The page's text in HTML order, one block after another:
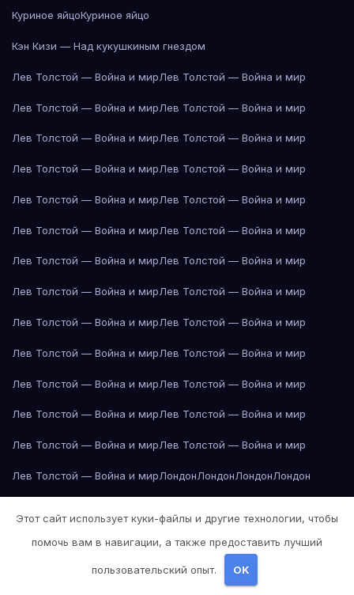
Куриное яйцоКуриное яйцо
Кэн Кизи — Над кукушкиным гнездом
Лев Толстой — Война и мирЛев Толстой — Война и мир
Лев Толстой — Война и мирЛев Толстой — Война и мир
Лев Толстой — Война и мирЛев Толстой — Война и мир
Лев Толстой — Война и мирЛев Толстой — Война и мир
Лев Толстой — Война и мирЛев Толстой — Война и мир
Лев Толстой — Война и мирЛев Толстой — Война и мир
Лев Толстой — Война и мирЛев Толстой — Война и мир
Лев Толстой — Война и мирЛев Толстой — Война и мир
Лев Толстой — Война и мирЛев Толстой — Война и мир
Лев Толстой — Война и мирЛев Толстой — Война и мир
Лев Толстой — Война и мирЛев Толстой — Война и мир
Лев Толстой — Война и мирЛев Толстой — Война и мир
Лев Толстой — Война и мирЛев Толстой — Война и мир
Лев Толстой — Война и мирЛондонЛондонЛондонЛондон
Лос-Анджелес
Лос-АнджелесЛос-АнджелесЛос-Анджелес
Этот сайт использует куки-файлы и другие технологии, чтобы
помочь вам в навигации, а также предоставить лучший
пользовательский опыт. OK